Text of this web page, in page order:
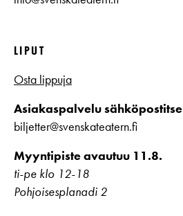
LIPUT
Osta lippuja
Asiakaspalvelu sähköpostitse
biljetter@svenskateatern.fi
Myyntipiste avautuu 11.8.
ti-pe klo 12-18
Pohjoisesplanadi 2